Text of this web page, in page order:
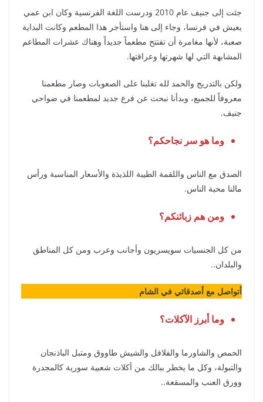
جئت إلى جنيف عام 2010 ودرست اللغة الفرنسية وكان ابن عمي
يعيش في فرنسا، وجاء إلى هنا واستأجر هذا المطعم وكانت البداية
صعبة، لأنها مغامرة أن تفتتح مطعماً جديداً وهناك عشرات المطاعم
المشابهة التي لها شهرتها وعراقتها.
ولكن بالتدريج والحمد لله تغلبنا على الصعوبات وصار مطعمنا
معروفاً للجميع، وبدأنا نبحث عن فرع جديد لمطعمنا في ضواحي
جنيف.
وما هو سر نجاحكم؟
الصدق مع الناس واللقمة الطيبة اللذيذة والأسعار المناسبة ورأس
مالنا محبة الناس.
ومن هم زبائنكم؟
من كل الجنسيات سويسريون وأجانب وعرب ومن كل المناطق
والبلدان..
أتواصل مع أصدقائي في الشام
وما أبرز الآكلات؟
الحمص والشاورما والفلافل والشيش طاووق ومتبل الباذنجان
والتبولة، وكل ما يخطر ببالك من أكلات شعبية سورية كالمجدرة
وورق العنب والمسقعة..